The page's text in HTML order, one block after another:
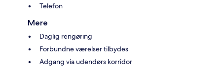
Telefon
Mere
Daglig rengøring
Forbundne værelser tilbydes
Adgang via udendørs korridor